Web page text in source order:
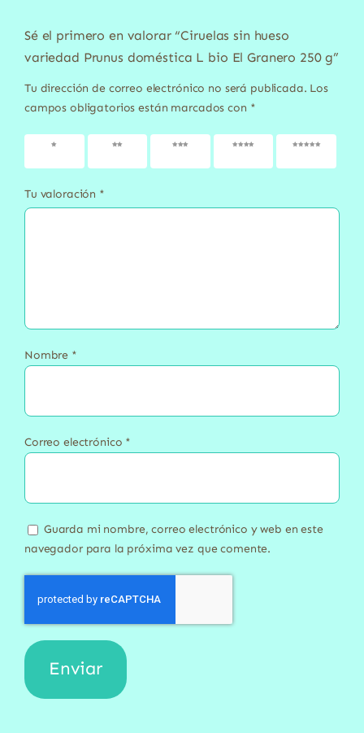
Sé el primero en valorar “Ciruelas sin hueso
variedad Prunus doméstica L bio El Granero 250 g”
Tu dirección de correo electrónico no será publicada. Los
campos obligatorios están marcados con *
1 de 5
2 de 5
3 de 5
4 de 5
5 de 5
Tu valoración *
Nombre *
Correo electrónico *
Guarda mi nombre, correo electrónico y web en este
navegador para la próxima vez que comente.